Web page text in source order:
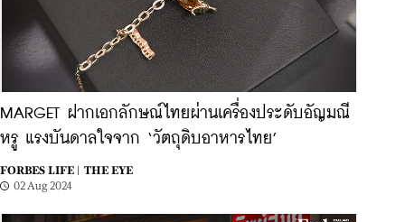
MARGET ฝากเอกลักษณ์ไทยผ่านเครื่องประดับอัญมณี
หรู แรงบันดาลใจจาก ‘วัตถุดิบอาหารไทย’
FORBES LIFE |
THE EYE
02 Aug 2024